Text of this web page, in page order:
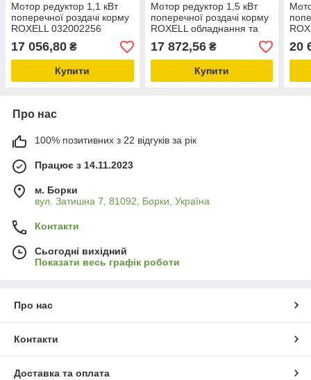
Мотор редуктор 1,1 кВт
поперечної роздачі корму
ROXELL 032002256
обладнання та запчастини
для свинарства
17 056,80 ₴
Купити
Мотор редуктор 1,5 кВт
поперечної роздачі корму
ROXELL обладнання та
свинарства
17 872,56₴
Купити
20
Про нас
100% позитивних з 22 відгуків за рік
Працює з 14.11.2023
м. Борки
вул. Затишна 7, 81092, Борки, Україна
Контакти
Сьогодні вихідний
Показати весь графік роботи
Про нас
Контакти
Доставка та оплата